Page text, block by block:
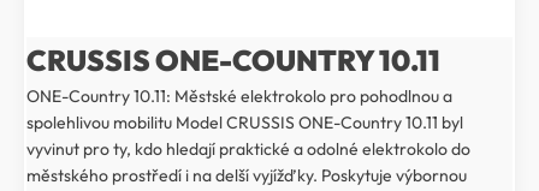
CRUSSIS ONE-COUNTRY 10.11
ONE-Country 10.11: Městské elektrokolo pro pohodlnou a
spolehlivou mobilitu Model CRUSSIS ONE-Country 10.11 byl
vyvinut pro ty, kdo hledají praktické a odolné elektrokolo do
městského prostředí i na delší vyjížďky. Poskytuje výbornou